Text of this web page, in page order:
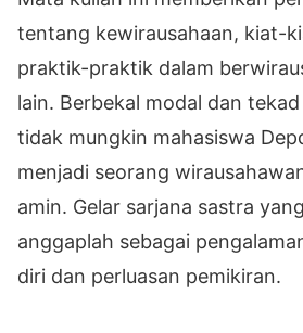
tentang kewirausahaan, kiat-
praktik-praktik dalam
lain. Berbekal modal dan
tidak mungkin mahasiswa
menjadi seorang
amin. Gelar sarjana sastra
anggaplah sebagai
diri dan perluasan pemikiran.